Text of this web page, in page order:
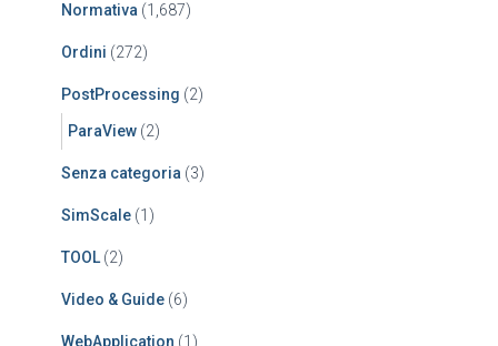
Normativa (1,687)
Ordini (272)
PostProcessing (2)
ParaView (2)
Senza categoria (3)
SimScale (1)
TOOL (2)
Video & Guide (6)
WebApplication (1)